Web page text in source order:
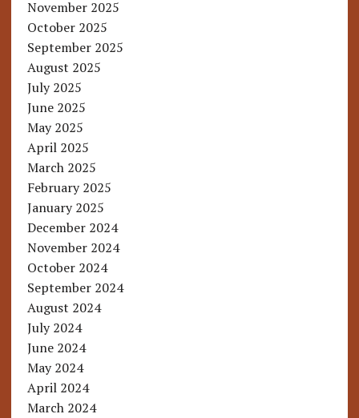
November 2025
October 2025
September 2025
August 2025
July 2025
June 2025
May 2025
April 2025
March 2025
February 2025
January 2025
December 2024
November 2024
October 2024
September 2024
August 2024
July 2024
June 2024
May 2024
April 2024
March 2024